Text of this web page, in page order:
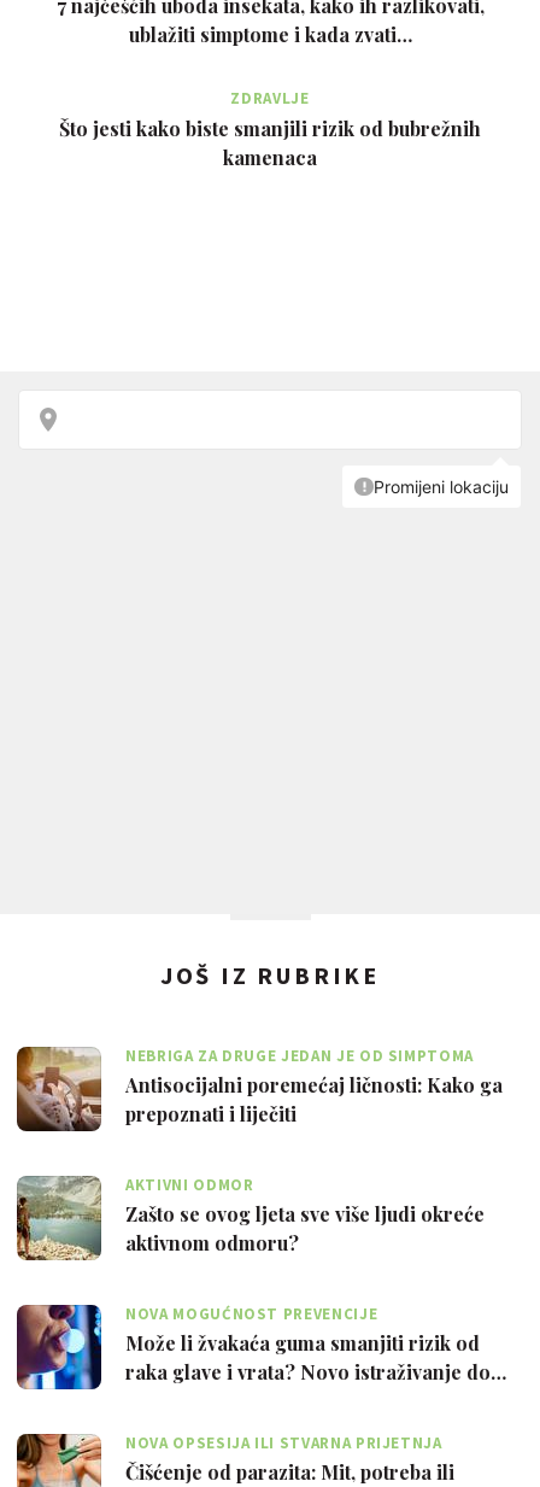
7 najčešćih uboda insekata, kako ih razlikovati,
ublažiti simptome i kada zvati…
ZDRAVLJE
Što jesti kako biste smanjili rizik od bubrežnih
kamenaca
JOŠ IZ RUBRIKE
NEBRIGA ZA DRUGE JEDAN JE OD SIMPTOMA
Antisocijalni poremećaj ličnosti: Kako ga
prepoznati i liječiti
AKTIVNI ODMOR
Zašto se ovog ljeta sve više ljudi okreće
aktivnom odmoru?
NOVA MOGUĆNOST PREVENCIJE
Može li žvakaća guma smanjiti rizik od
raka glave i vrata? Novo istraživanje do…
NOVA OPSESIJA ILI STVARNA PRIJETNJA
Čišćenje od parazita: Mit, potreba ili